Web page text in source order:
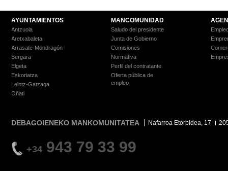
AYUNTAMIENTOS
Antzuola
Aretxabaleta
Arrasate-Mondragón
Bergara
Elgeta
Eskoriatza
Leintz-Gatzaga
Oñati
MANCOMUNIDAD
Saludo del presidente
Junta de Gobierno
Comisiones
Normativa
Perfil del contratante
Oferta pública de
empleo
DEBAGOIENEKO MANKOMUNITATEA Nafarroa Etorbidea, 17
+34 943 79 33 99